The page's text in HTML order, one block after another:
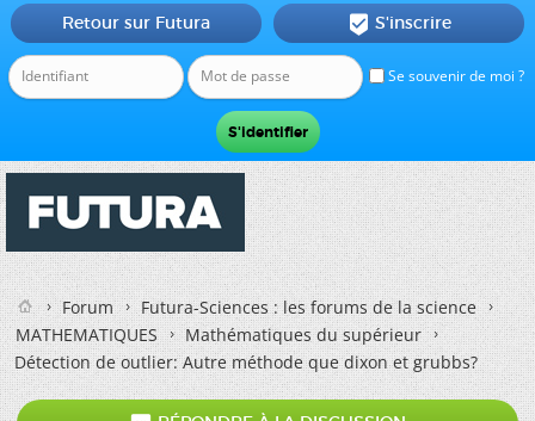
Se souvenir de moi ?
Retour sur Futura  S'inscrire
Forum
Futura-Sciences : les forums de la science
MATHEMATIQUES
Mathématiques du supérieur
Détection de outlier: Autre méthode que dixon et grubbs?